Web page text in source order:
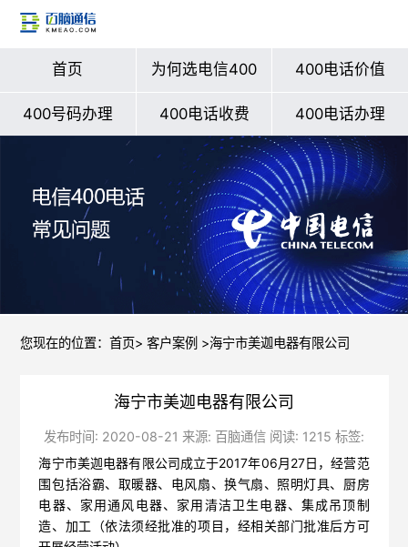
首页 为何选电信400 400电话价值
400号码办理 400电话收费 400电话办理
您现在的位置： 首页> 客户案例 >海宁市美迦电器有限公司
海宁市美迦电器有限公司
发布时间: 2020-08-21 来源: 百脑通信 阅读: 1215 标签:
海宁市美迦电器有限公司成立于2017年06月27日，经营范
围包括浴霸、取暖器、电风扇、换气扇、照明灯具、厨房
电器、家用通风电器、家用清洁卫生电器、集成吊顶制
造、加工（依法须经批准的项目，经相关部门批准后方可